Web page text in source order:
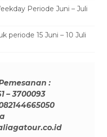
Periode Juni – Juli
periode 15 Juni – 10 Juli
:
– 3700093